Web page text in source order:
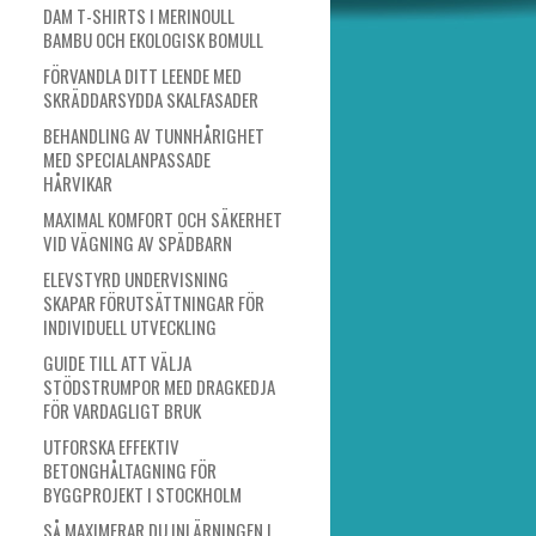
DAM T-SHIRTS I MERINOULL
BAMBU OCH EKOLOGISK BOMULL
FÖRVANDLA DITT LEENDE MED
SKRÄDDARSYDDA SKALFASADER
BEHANDLING AV TUNNHÅRIGHET
MED SPECIALANPASSADE
HÅRVIKAR
MAXIMAL KOMFORT OCH SÄKERHET
VID VÄGNING AV SPÄDBARN
ELEVSTYRD UNDERVISNING
SKAPAR FÖRUTSÄTTNINGAR FÖR
INDIVIDUELL UTVECKLING
GUIDE TILL ATT VÄLJA
STÖDSTRUMPOR MED DRAGKEDJA
FÖR VARDAGLIGT BRUK
UTFORSKA EFFEKTIV
BETONGHÅLTAGNING FÖR
BYGGPROJEKT I STOCKHOLM
SÅ MAXIMERAR DU INLÄRNINGEN I